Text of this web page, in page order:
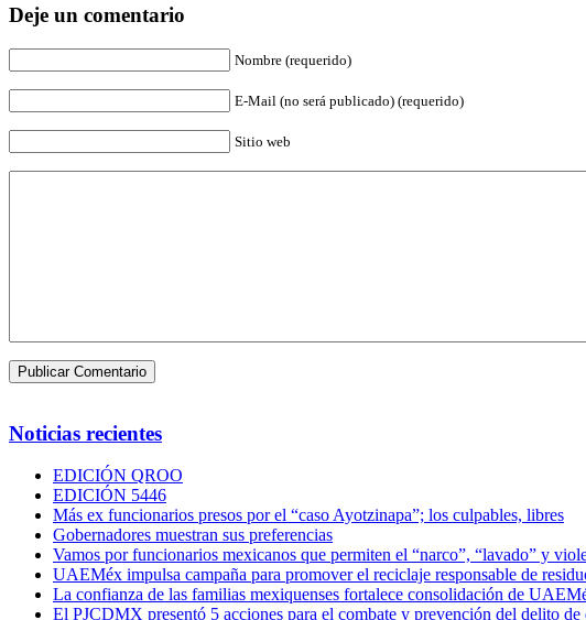
Deje un comentario
Nombre (requerido)
E-Mail (no será publicado) (requerido)
Sitio web
Noticias recientes
EDICIÓN QROO
EDICIÓN 5446
Más ex funcionarios presos por el “caso Ayotzinapa”; los culpables, libres
Gobernadores muestran sus preferencias
Vamos por funcionarios mexicanos que permiten el “narco”, “lavado” y
UAEMéx impulsa campaña para promover el reciclaje responsable de
La confianza de las familias mexiquenses fortalece consolidación de
El PJCDMX presentó 5 acciones para el combate y prevención del delito